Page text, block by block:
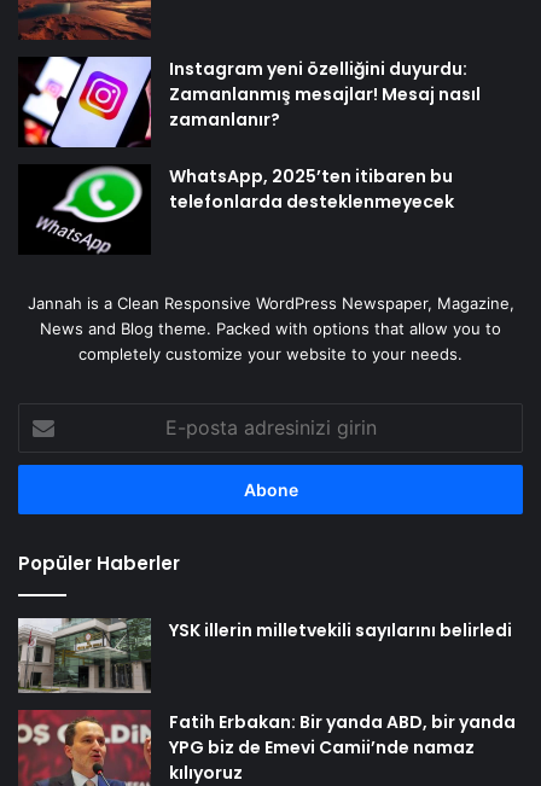
Instagram yeni özelliğini duyurdu:
Zamanlanmış mesajlar! Mesaj nasıl
zamanlanır?
WhatsApp, 2025’ten itibaren bu
telefonlarda desteklenmeyecek
Jannah is a Clean Responsive WordPress Newspaper, Magazine,
News and Blog theme. Packed with options that allow you to
completely customize your website to your needs.
posta
adresinizi
Popüler Haberler
YSK illerin milletvekili sayılarını belirledi
Fatih Erbakan: Bir yanda ABD, bir yanda
YPG biz de Emevi Camii’nde namaz
kılıyoruz